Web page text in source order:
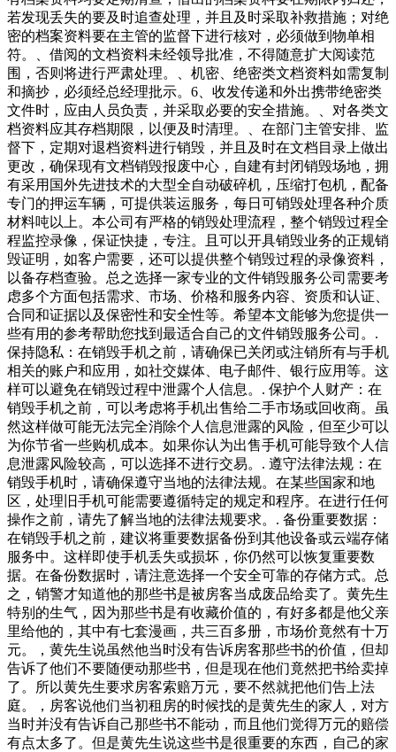
若发现丢失的要及时追查处理，并且及时采取补救措施；对绝
密的档案资料要在主管的监督下进行核对，必须做到物单相
符。、借阅的文档资料未经领导批准，不得随意扩大阅读范
围，否则将进行严肃处理。、机密、绝密类文档资料如需复制
和摘抄，必须经总经理批示。6、收发传递和外出携带绝密类
文件时，应由人员负责，并采取必要的安全措施。、对各类文
档资料应其存档期限，以便及时清理。、在部门主管安排、监
督下，定期对退档资料进行销毁，并且及时在文档目录上做出
更改，确保现有文档销毁报废中心，自建有封闭销毁场地，拥
有采用国外先进技术的大型全自动破碎机，压缩打包机，配备
专门的押运车辆，可提供装运服务，每日可销毁处理各种介质
材料吨以上。本公司有严格的销毁处理流程，整个销毁过程全
程监控录像，保证快捷，专注。且可以开具销毁业务的正规销
毁证明，如客户需要，还可以提供整个销毁过程的录像资料，
以备存档查验。总之选择一家专业的文件销毁服务公司需要考
虑多个方面包括需求、市场、价格和服务内容、资质和认证、
合同和证据以及保密性和安全性等。希望本文能够为您提供一
些有用的参考帮助您找到最适合自己的文件销毁服务公司。.
保持隐私：在销毁手机之前，请确保已关闭或注销所有与手机
相关的账户和应用，如社交媒体、电子邮件、银行应用等。这
样可以避免在销毁过程中泄露个人信息。. 保护个人财产：在
销毁手机之前，可以考虑将手机出售给二手市场或回收商。虽
然这样做可能无法完全消除个人信息泄露的风险，但至少可以
为你节省一些购机成本。如果你认为出售手机可能导致个人信
息泄露风险较高，可以选择不进行交易。. 遵守法律法规：在
销毁手机时，请确保遵守当地的法律法规。在某些国家和地
区，处理旧手机可能需要遵循特定的规定和程序。在进行任何
操作之前，请先了解当地的法律法规要求。. 备份重要数据：
在销毁手机之前，建议将重要数据备份到其他设备或云端存储
服务中。这样即使手机丢失或损坏，你仍然可以恢复重要数
据。在备份数据时，请注意选择一个安全可靠的存储方式。总
之，销警才知道他的那些书是被房客当成废品给卖了。黄先生
特别的生气，因为那些书是有收藏价值的，有好多都是他父亲
里给他的，其中有七套漫画，共三百多册，市场价竟然有十万
元。，黄先生说虽然他当时没有告诉房客那些书的价值，但却
告诉了他们不要随便动那些书，但是现在他们竟然把书给卖掉
了。所以黄先生要求房客索赔万元，要不然就把他们告上法
庭。，房客说他们当初租房的时候找的是黄先生的家人，对方
当时并没有告诉自己那些书不能动，而且他们觉得万元的赔偿
有点太多了。但是黄先生说这些书是很重要的东西，自己的家